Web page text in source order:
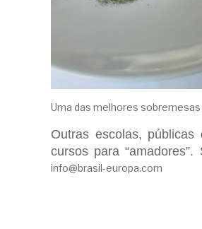
Uma das melhores
Outras escolas,
cursos para
info@brasil-europa.com